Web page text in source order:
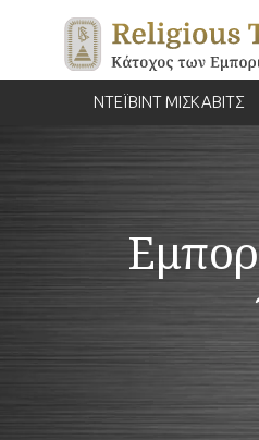
ΝΤΕΪΒΙΝΤ ΜΙΣΚΑΒΙΤΣ